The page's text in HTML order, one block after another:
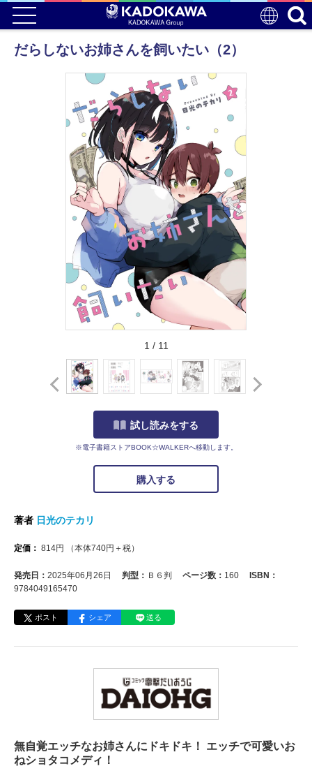
だらしないお姉さんを飼いたい（2）
1 / 11
試し読みをする
※電子書籍ストアBOOK☆WALKERへ移動します。
購入する
著者 日光のテカリ
定価： 814円 （本体740円＋税）
発売日： 2025年06月26日 判型： Ｂ６判 ページ数： 160
ISBN：
9784049165470
ポスト シェア 送る
無自覚エッチなお姉さんにドキドキ！ エッチで可愛いお
ねショタコメディ！